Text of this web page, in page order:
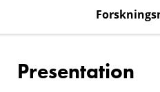
Presentation